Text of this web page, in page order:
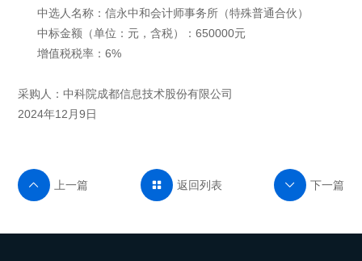
中选人名称：信永中和会计师事务所（特殊普通合伙）
中标金额（单位：元，含税）：650000元
增值税税率：6%
采购人：中科院成都信息技术股份有限公司
2024年12月9日
 上一篇  返回列表  下一篇